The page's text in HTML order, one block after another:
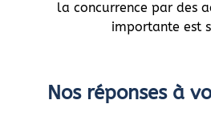
la concurrence par des
importante est
Nos réponses à